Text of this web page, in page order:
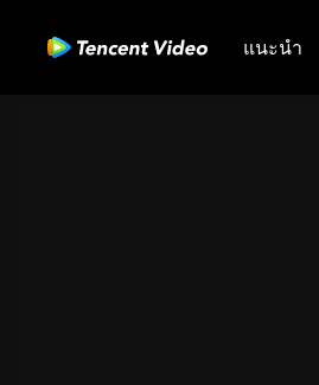
แนะนำ